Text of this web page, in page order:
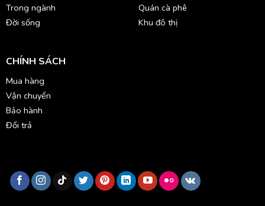
Trong ngành
Đời sống
Quán cà phê
Khu đô thị
CHÍNH SÁCH
Mua hàng
Vận chuyển
Bảo hành
Đổi trả